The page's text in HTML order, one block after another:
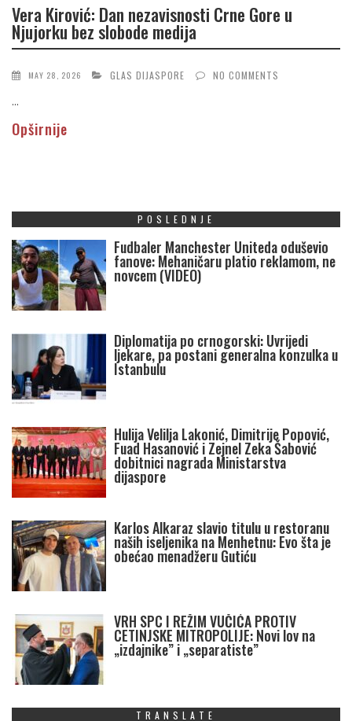
Vera Kirović: Dan nezavisnosti Crne Gore u
Njujorku bez slobode medija
MAY 28, 2026 GLAS DIJASPORE NO COMMENTS
...
Opširnije
POSLEDNJE
Fudbaler Manchester Uniteda oduševio
fanove: Mehaničaru platio reklamom, ne
novcem (VIDEO)
Diplomatija po crnogorski: Uvrijedi
ljekare, pa postani generalna konzulka u
Istanbulu
Hulija Velilja Lakonić, Dimitrije Popović,
Fuad Hasanović i Zejnel Zeka Šabović
dobitnici nagrada Ministarstva
dijaspore
Karlos Alkaraz slavio titulu u restoranu
naših iseljenika na Menhetnu: Evo šta je
obećao menadžeru Gutiću
VRH SPC I REŽIM VUČIĆA PROTIV
CETINJSKE MITROPOLIJE: Novi lov na
„izdajnike” i „separatiste”
TRANSLATE